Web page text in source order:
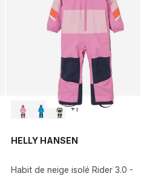
+1
HELLY HANSEN
Habit de neige isolé Rider 3.0 -